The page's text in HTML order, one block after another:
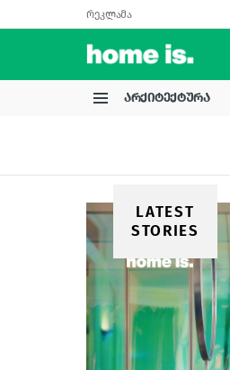
რეკლამა
ᲐᲠᲥᲘᲢᲔᲥᲢᲣᲠᲐ
LATEST
STORIES